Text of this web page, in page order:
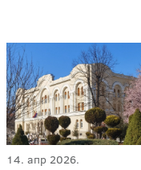
14. апр 2026.